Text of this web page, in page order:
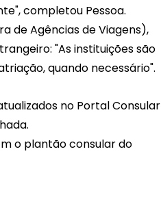
completou Pessoa.
de Agências de Viagens),
"As instituições são
quando necessário".
no Portal Consular
o plantão consular do